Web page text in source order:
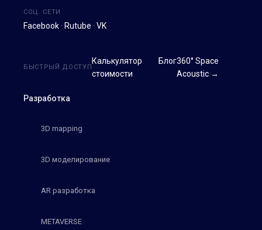
СОЦ. СЕТИ
Facebook · Rutube · VK
Разработка
3D mapping
3D моделирование
AR разработка
METAVERSE
БЫСТРЫЙ ДОСТУП
Калькулятор
стоимости
Блог360° Space
Acoustic →